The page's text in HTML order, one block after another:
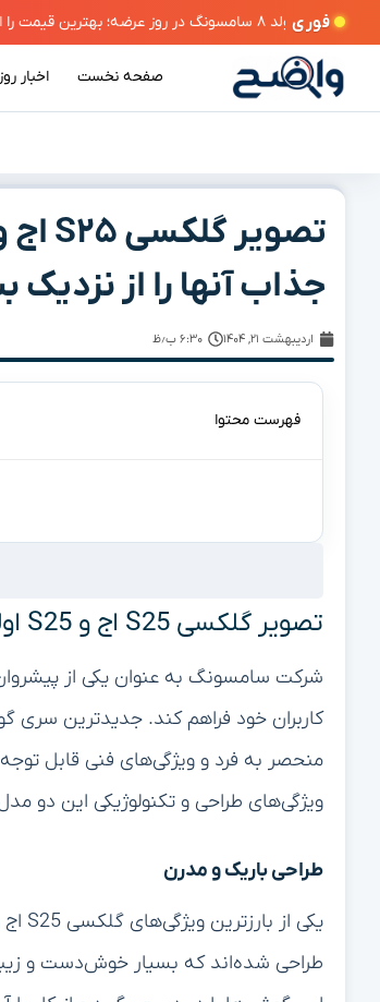
فوری
صفحه نخست اخبار روز
جذاب آنها را از نزدیک
اردیبهشت ۲۱, ۱۴۰۴ ۶:۳۰ ب٫ظ
فهرست محتوا
تصویر گلکسی S25 اج و S25 اولترا: طراحی باریک و جذاب آنها از نزدیک
شرکت سامسونگ به عنوان یکی از
منحصر به فرد و ویژگی‌های فنی قابل
ویژگی‌های طراحی و تکنولوژیکی این دو
طراحی باریک و مدرن
طراحی شده‌اند که بسیار خوش‌دست و زیبا